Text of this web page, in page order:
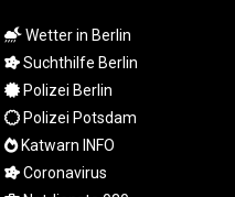
4.32768
9.298537
16.618402
692.059091
10.953862
1.478943
Wetter in Berlin
Suchthilfe Berlin
Polizei Berlin
Polizei Potsdam
Katwarn INFO
Coronavirus